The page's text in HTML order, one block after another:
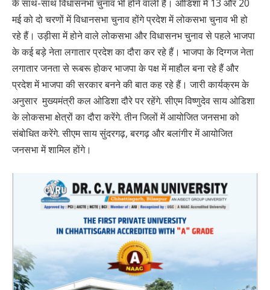
के साथ-साथ विधासनभा चुनाव भी होने वाली है। ओडिशा में 13 और 20
मई को दो चरणों में विधानसभा चुनाव होंगे प्रदेश में लोकसभा चुनाव भी हो
रहे हैं। उड़ीसा में होने वाले लोकसभा और विधासनभ चुनाव से पहले भाजपा
के कई बड़े नेता लगातार प्रदेश का दौरा कर रहे हैं। भाजपा के दिग्गज नेता
लगातार जनता से रूबरू होकर भाजपा के पक्ष में माहौल बना रहे हैं और
प्रदेश में भाजपा की सरकार बनने की बात कह रहे हैं। जारी कार्यक्रम के
अनुसार मुख्यमंत्री कल ओडिशा दौरे पर रहेंगे. सीएम विष्णुदेव साय ओडिशा
के लोकसभा क्षेत्रों का दौरा करेंगे. तीन जिलों में आयोजित जनसभा को
संबोधित करेंगे. सीएम साय सुंदरगढ़, बरगढ़ और बलांगीर में आयोजित
जनसभा में शामिल होंगे।